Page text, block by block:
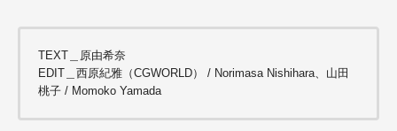
TEXT＿原由希奈
EDIT＿西原紀雅（CGWORLD） / Norimasa Nishihara、山田
桃子 / Momoko Yamada